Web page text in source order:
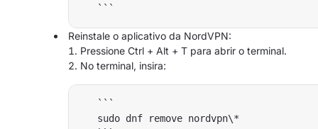
Reinstale o aplicativo da NordVPN:
Pressione Ctrl + Alt + T para abrir o terminal.
No terminal, insira:
   ```
   sudo dnf remove nordvpn\*